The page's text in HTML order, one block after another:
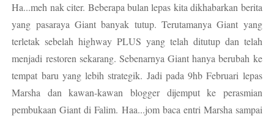
Ha...meh nak citer. Beberapa bulan lepas kita dikhabarkan berita
yang pasaraya Giant banyak tutup. Terutamanya Giant yang
terletak sebelah highway PLUS yang telah ditutup dan telah
menjadi restoren sekarang. Sebenarnya Giant hanya berubah ke
tempat baru yang lebih strategik. Jadi pada 9hb Februari lepas
Marsha dan kawan-kawan blogger dijemput ke perasmian
pembukaan Giant di Falim. Haa...jom baca entri Marsha sampai